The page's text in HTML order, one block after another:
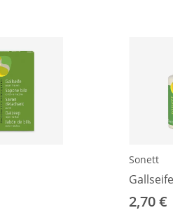
Sonett
2,70 €